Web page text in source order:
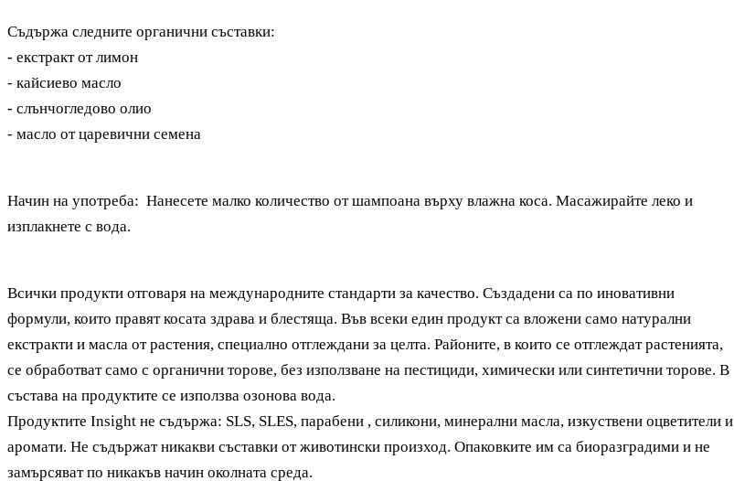
Съдържа следните органични съставки:
- екстракт от лимон
- кайсиево масло
- слънчогледово олио
- масло от царевични семена
Начин на употреба: Нанесете малко количество от шампоана върху влажна коса. Масажирайте леко и
изплакнете с вода.
Всички продукти отговаря на международните стандарти за качество. Създадени са по иновативни
формули, които правят косата здрава и блестяща. Във всеки един продукт са вложени само натурални
екстракти и масла от растения, специално отглеждани за целта. Районите, в които се отглеждат растенията,
се обработват само с органични торове, без използване на пестициди, химически или синтетични торове. В
състава на продуктите се използва озонова вода.
Продуктите Insight не съдържа: SLS, SLES, парабени , силикони, минерални масла, изкуствени оцветители и
аромати. Не съдържат никакви съставки от животински произход. Опаковките им са биоразградими и не
замърсяват по никакъв начин околната среда.